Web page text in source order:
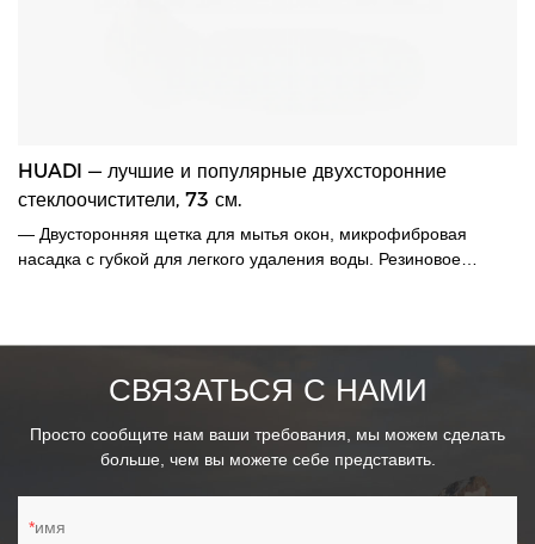
HUADI — лучшие и популярные двухсторонние
стеклоочистители, 73 см.
— Двусторонняя щетка для мытья окон, микрофибровая
насадка с губкой для легкого удаления воды. Резиновое
автомобиля.СВЯЗАТЬСЯ С НАМИ
Просто сообщите нам ваши требования, мы можем сделать
больше, чем вы можете себе представить.
имя